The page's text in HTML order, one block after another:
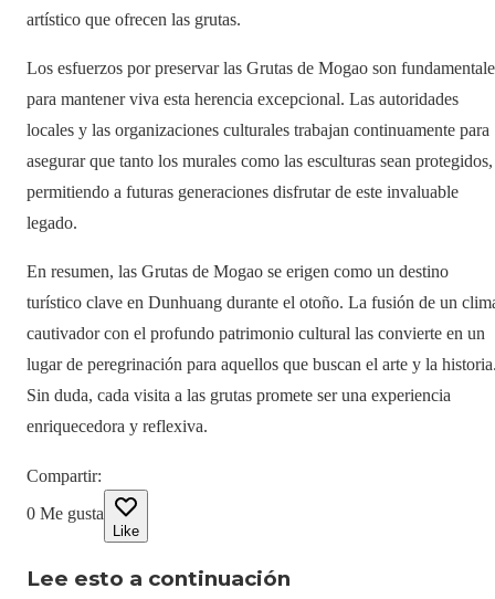
artístico que ofrecen las grutas.
Los esfuerzos por preservar las Grutas de Mogao son
para mantener viva esta herencia excepcional. Las autoridades
locales y las organizaciones culturales trabajan continuamente para
asegurar que tanto los murales como las esculturas sean protegidos,
permitiendo a futuras generaciones disfrutar de este invaluable
legado.
En resumen, las Grutas de Mogao se erigen como un destino
turístico clave en Dunhuang durante el otoño. La fusión de un
cautivador con el profundo patrimonio cultural las convierte en un
lugar de peregrinación para aquellos que buscan el arte y la
Sin duda, cada visita a las grutas promete ser una experiencia
enriquecedora y reflexiva.
Compartir:
0 Me gusta
Like
Lee esto a continuación